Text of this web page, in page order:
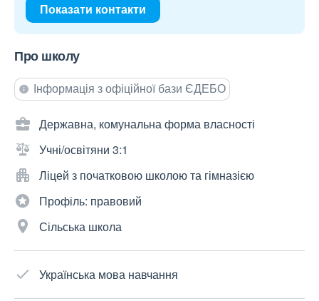
Показати контакти
Про школу
Інформація з офіційної бази ЄДЕБО
Державна, комунальна форма власності
Учні/освітяни 3:1
Ліцей з початковою школою та гімназією
Профіль: правовий
Сільська школа
Українська мова навчання